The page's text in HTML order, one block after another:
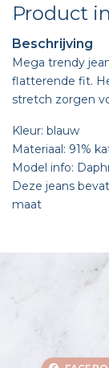
Product
Beschrijving
Mega trendy
flatterende fit.
stretch zorgen
Kleur: blauw
Materiaal: 91%
Model info:
Deze jeans
maat